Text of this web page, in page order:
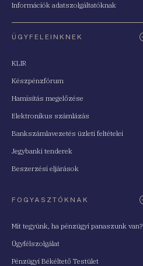
Információk adatszolgáltatóknak
ÜGYFELEINKNEK
KLIR
Készpénzfórum
Hamisítás megelőzése
Elektronikus számlázás
Bankszámlavezetés üzleti feltételei
Jegybanki tenderek
Beszerzési eljárások
FOGYASZTÓKNAK
Mit tegyünk, ha pénzügyi panaszunk van?
Ügyfélszolgálat
Pénzügyi Békéltető Testület